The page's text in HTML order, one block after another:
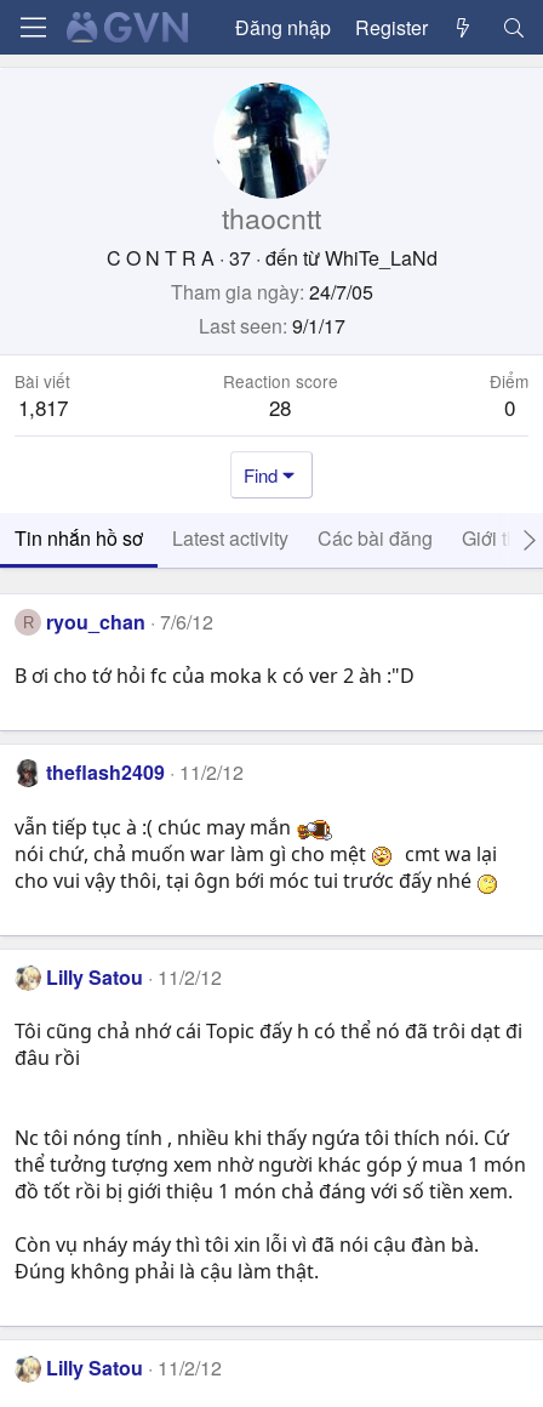
Đăng nhập Register
thaocntt
C O N T R A · 37 · đến từWhiTe_LaNd
Tham gia ngày 24/7/05
Last seen 9/1/17
Bài viết
1,817
Reaction score
28
Điểm
0
Find
Tin nhắn hồ sơ Latest activity Các bài đăng Giới thiệu
R ryou_chan 7/6/12
B ơi cho tớ hỏi fc của moka k có ver 2 àh :"D
theflash2409 11/2/12
vẫn tiếp tục à :( chúc may mắn
nói chứ, chả muốn war làm gì cho mệt
cmt wa lại
cho vui vậy thôi, tại ôgn bới móc tui trước đấy nhé
Lilly Satou 11/2/12
Tôi cũng chả nhớ cái Topic đấy h có thể nó đã trôi dạt đi
đâu rồi
Nc tôi nóng tính , nhiều khi thấy ngứa tôi thích nói. Cứ
thể tưởng tượng xem nhờ người khác góp ý mua 1 món
đồ tốt rồi bị giới thiệu 1 món chả đáng với số tiền xem.
Còn vụ nháy máy thì tôi xin lỗi vì đã nói cậu đàn bà.
Đúng không phải là cậu làm thật.
Lilly Satou 11/2/12